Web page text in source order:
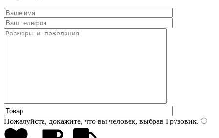
Пожалуйста, докажите, что вы человек, выбрав Грузовик.